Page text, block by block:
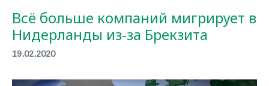
Всё больше компаний мигрирует в
Нидерланды из-за Брекзита
19.02.2020